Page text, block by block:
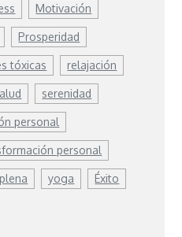
Motivación
Prosperidad
tóxicas relajación
serenidad
personal
personal
yoga Éxito